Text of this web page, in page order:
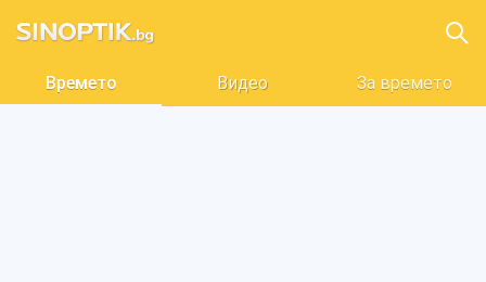
Времето Видео За времето